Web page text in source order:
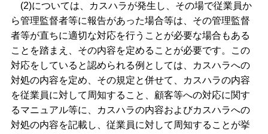
(2)については、カスハラが発生し、その場で従業員か
ら管理監督者等に報告があった場合等は、その管理監督
者等が直ちに適切な対応を行うことが必要な場合もある
ことを踏まえ、その内容を定めることが必要です。この
対応をしていると認められる例としては、カスハラへの
対処の内容を定め、その規定と併せて、カスハラの内容
を従業員に対して周知すること、顧客等への対応に関す
るマニュアル等に、カスハラの内容およびカスハラへの
対処の内容を記載し、従業員に対して周知することが挙